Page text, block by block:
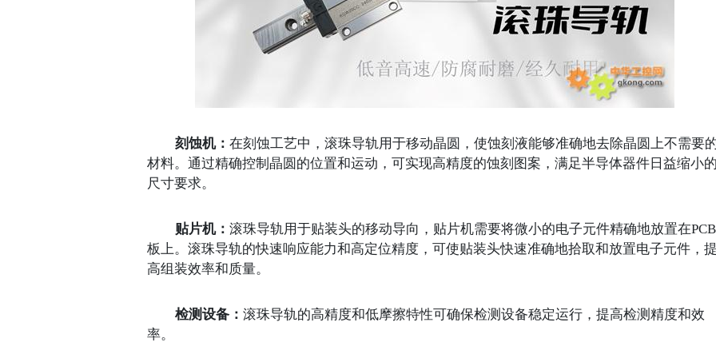
刻蚀机： 在刻蚀工艺中，滚珠导轨用于移动晶圆，使蚀刻液能够准确地去除晶圆上不需要
材料。通过精确控制晶圆的位置和运动，可实现高精度的蚀刻图案，满足半导体器件日益缩小的
尺寸要求。
贴片机： 滚珠导轨用于贴装头的移动导向，贴片机需要将微小的电子元件精确地放置在PCB
板上。滚珠导轨的快速响应能力和高定位精度，可使贴装头快速准确地拾取和放置电子元件，提
高组装效率和质量。
检测设备： 滚珠导轨的高精度和低摩擦特性可确保检测设备稳定运行，提高检测精度和效
率。